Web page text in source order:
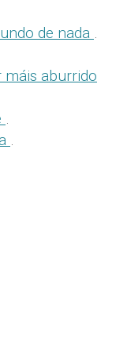
de nada .
máis aburrido
.
.